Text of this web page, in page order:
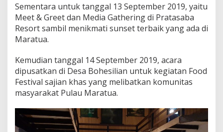
Sementara untuk tanggal 13 September 2019, yaitu
Meet & Greet dan Media Gathering di Pratasaba
Resort sambil menikmati sunset terbaik yang ada di
Maratua.
Kemudian tanggal 14 September 2019, acara
dipusatkan di Desa Bohesilian untuk kegiatan Food
Festival sajian khas yang melibatkan komunitas
masyarakat Pulau Maratua.